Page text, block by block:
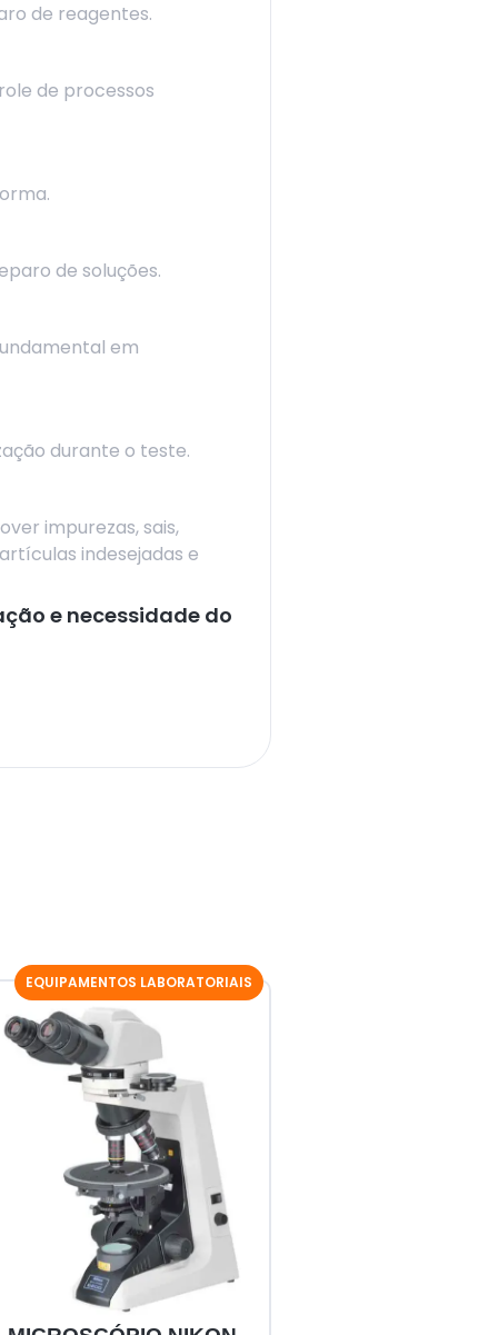
de reagentes.
de processos
de soluções.
em
durante o teste.
impurezas, sais,
indesejadas e
e necessidade do
EQUIPAMENTOS LABORATORIAIS